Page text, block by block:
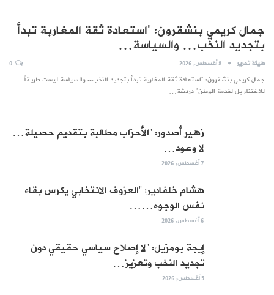
جمال كريمي بنشقرون: “استعادة ثقة المغاربة تبدأ
بتجديد النخب… والسياسة…
هيئة تحرير 8 أغسطس, 2026
جمال كريمي بنشقرون: "استعادة ثقة المغاربة تبدأ بتجديد النخب... والسياسة ليست طريقاً
للاغتناء بل لخدمة الوطن" دردشة…
زهير أصدور: “الأحزاب مطالبة بتقديم حصيلة…
لا وعود…
7 أغسطس, 2026
هشام خلفادير: “العزوف الانتخابي يكرس بقاء
نفس الوجوه……
6 أغسطس, 2026
إيجة بومزيل: “لا إصلاح سياسي حقيقي دون
تجديد النخب وتعزيز…
5 أغسطس, 2026